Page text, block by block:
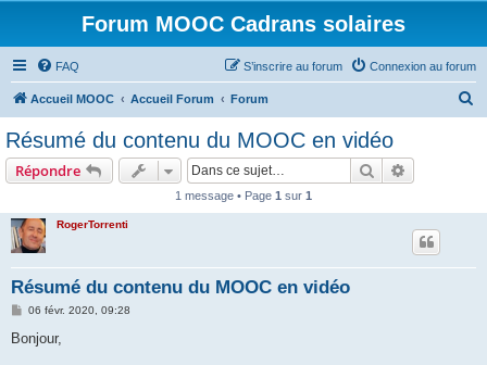
Forum MOOC Cadrans solaires
FAQ Connexion au forum
S’inscrire au forum
Accueil MOOC Accueil Forum Forum
Résumé du contenu du MOOC en vidéo
Répondre Rechercher
1 message • Page 1 sur 1
RogerTorrenti
Résumé du contenu du MOOC en vidéo
M
s
06 févr. 2020, 09:28
Bonjour,